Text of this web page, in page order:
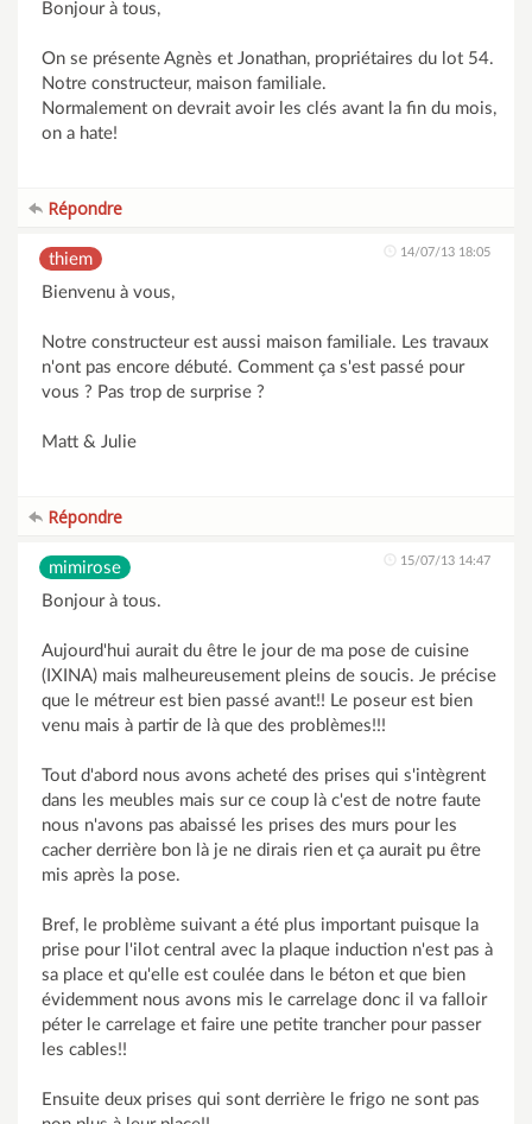
Bonjour à tous,
On se présente Agnès et Jonathan, propriétaires du lot 54.
Notre constructeur, maison familiale.
Normalement on devrait avoir les clés avant la fin du mois,
on a hate!
Répondre
thiem 14/07/13 18:05
Bienvenu à vous,
Notre constructeur est aussi maison familiale. Les travaux
n'ont pas encore débuté. Comment ça s'est passé pour
vous ? Pas trop de surprise ?
Matt & Julie
Répondre
mimirose 15/07/13 14:47
Bonjour à tous.
Aujourd'hui aurait du être le jour de ma pose de cuisine
(IXINA) mais malheureusement pleins de soucis. Je précise
que le métreur est bien passé avant!! Le poseur est bien
venu mais à partir de là que des problèmes!!!
Tout d'abord nous avons acheté des prises qui s'intègrent
dans les meubles mais sur ce coup là c'est de notre faute
nous n'avons pas abaissé les prises des murs pour les
cacher derrière bon là je ne dirais rien et ça aurait pu être
mis après la pose.
Bref, le problème suivant a été plus important puisque la
prise pour l'ilot central avec la plaque induction n'est pas à
sa place et qu'elle est coulée dans le béton et que bien
évidemment nous avons mis le carrelage donc il va falloir
péter le carrelage et faire une petite trancher pour passer
les cables!!
Ensuite deux prises qui sont derrière le frigo ne sont pas